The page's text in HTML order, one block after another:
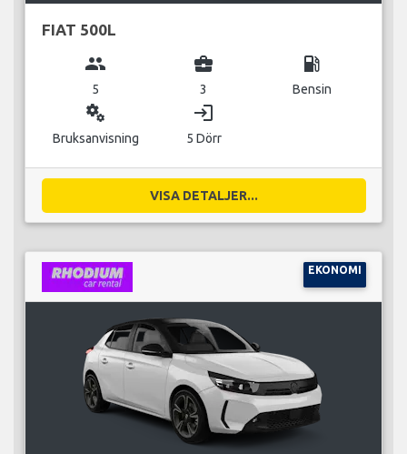
FIAT 500L
group
5
business_center
3
local_gas_station
Bensin
miscellaneous_services
Bruksanvisning
login
5 Dörr
VISA DETALJER...
EKONOMI